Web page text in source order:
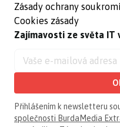
Zásady ochrany soukromí
Cookies zásady
Zajímavosti ze světa IT
Přihlášením k newsletteru
společnosti BurdaMedia